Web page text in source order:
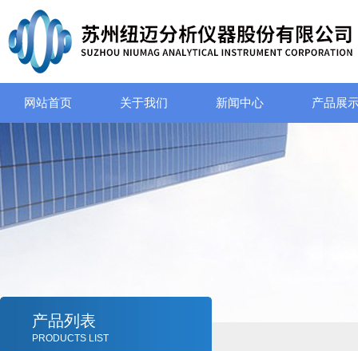
网站首页 关于我们 新闻中心 产品展
产品列表
PRODUCTS LIST